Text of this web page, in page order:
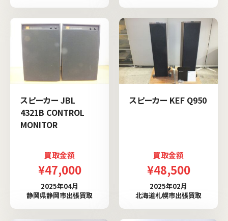
スピーカー JBL
4321B CONTROL
MONITOR
買取金額
¥47,000
2025年04月
静岡県静岡市出張買取
スピーカー KEF Q950
買取金額
¥48,500
2025年02月
北海道札幌市出張買取